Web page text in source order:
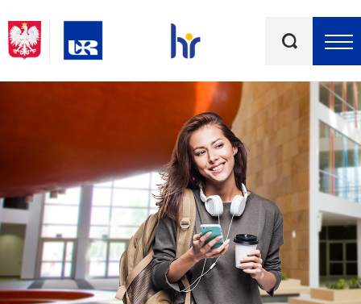
kluczowe